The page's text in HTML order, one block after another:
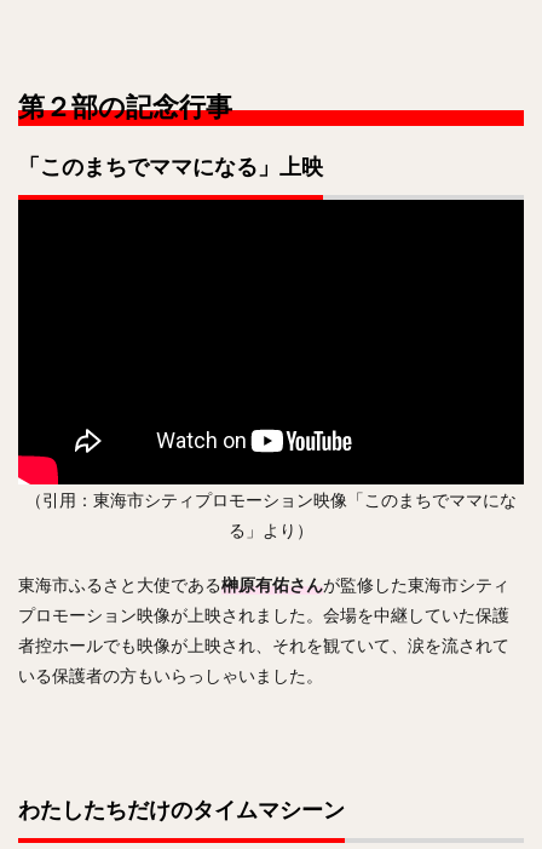
第２部の記念行事
「このまちでママになる」上映
（引用：東海市シティプロモーション映像「このまちでママにな
る」より）
東海市ふるさと大使である榊原有佑さんが監修した東海市シティ
プロモーション映像が上映されました。会場を中継していた保護
者控ホールでも映像が上映され、それを観ていて、涙を流されて
いる保護者の方もいらっしゃいました。
わたしたちだけのタイムマシーン